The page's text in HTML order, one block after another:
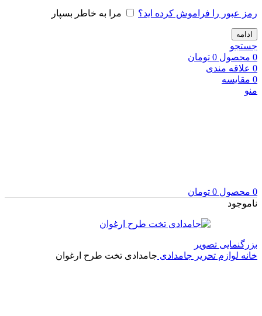
رمز عبور را فراموش کرده اید؟ مرا به خاطر بسپار
ادامه
جستجو
0 محصول 0 تومان
0 علاقه مندی
0 مقایسه
منو
0 محصول 0 تومان
ناموجود
بزرگنمایی تصویر
خانه لوازم تحریر جامدادی جامدادی تخت طرح ارغوان